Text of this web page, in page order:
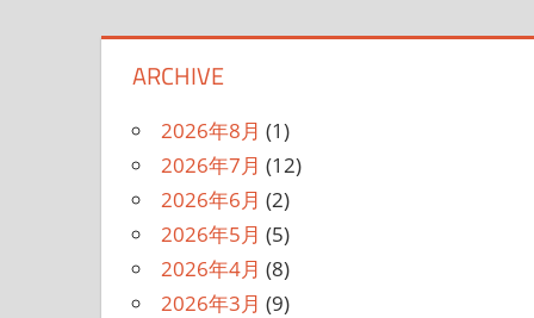
ARCHIVE
2026年8月 (1)
2026年7月 (12)
2026年6月 (2)
2026年5月 (5)
2026年4月 (8)
2026年3月 (9)